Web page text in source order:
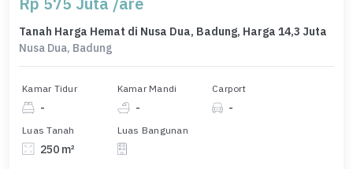
Tanah Harga Hemat di Nusa Dua, Badung, Harga 14,3 Juta
Nusa Dua, Badung
Kamar Tidur
-
Kamar Mandi
-
Carport
-
Luas Tanah
250 m²
Luas Bangunan